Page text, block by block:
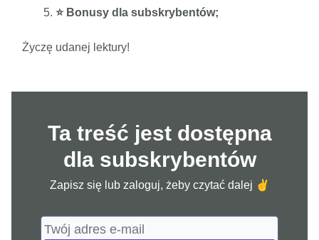
⭐️ Bonusy dla subskrybentów;
Życzę udanej lektury!
Ta treść jest dostępna
dla subskrybentów
Zapisz się lub zaloguj, żeby czytać dalej ✌️